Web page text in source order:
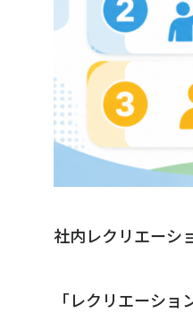
社内レクリエーシ
「レクリエーシ